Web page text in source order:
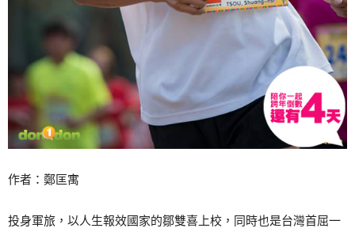
作者：鄭匡寓
投身軍旅，以人生報效國家的鄒雙喜上校，同時也是台灣首屈一